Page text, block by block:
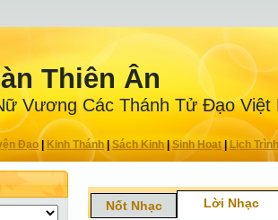
Thiên Ân
Vương Các Thánh Tử Ðạo Việt
Ðạo| Kinh Thánh Sách Kinh|Sinh Hoạt| Lịch Trình
Nốt Nhạc Lời Nhạc